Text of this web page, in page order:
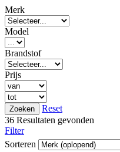
Merk
Model
Brandstof
Prijs
Reset
36 Resultaten gevonden
Filter
Sorteren